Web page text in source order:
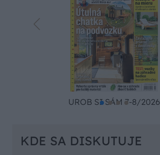
UROB SI SÁM 7-8/2026
KDE SA DISKUTUJE